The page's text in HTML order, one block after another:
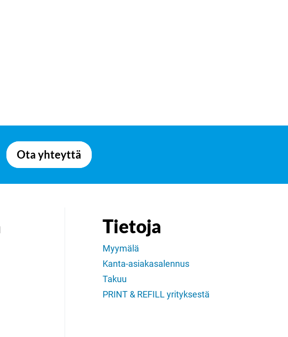
Ota yhteyttä
Tietoja
Myymälä
Kanta-asiakasalennus
Takuu
PRINT & REFILL yrityksestä